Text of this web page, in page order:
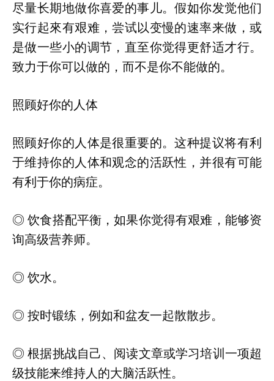
尽量长期地做你喜爱的事儿。假如你发觉他们
实行起來有艰难，尝试以变慢的速率来做，或
是做一些小的调节，直至你觉得更舒适才行。
致力于你可以做的，而不是你不能做的。
照顾好你的人体
照顾好你的人体是很重要的。这种提议将有利
于维持你的人体和观念的活跃性，并很有可能
有利于你的病症。
◎ 饮食搭配平衡，如果你觉得有艰难，能够资
询高级营养师。
◎ 饮水。
◎ 按时锻练，例如和盆友一起散散步。
◎ 根据挑战自己、阅读文章或学习培训一项超
级技能来维持人的大脑活跃性。